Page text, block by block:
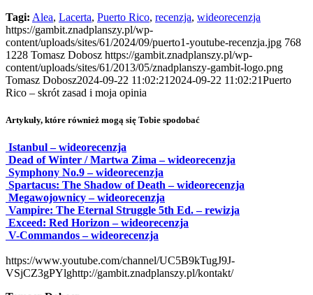
Tagi: Alea, Lacerta, Puerto Rico, recenzja, wideorecenzja
https://gambit.znadplanszy.pl/wp-
content/uploads/sites/61/2024/09/puerto1-youtube-recenzja.jpg 768
1228 Tomasz Dobosz https://gambit.znadplanszy.pl/wp-
content/uploads/sites/61/2013/05/znadplanszy-gambit-logo.png
Tomasz Dobosz2024-09-22 11:02:21 2024-09-22 11:02:21Puerto
Rico – skrót zasad i moja opinia
Artykuły, które również mogą się Tobie spodobać
Istanbul – wideorecenzja
Dead of Winter / Martwa Zima – wideorecenzja
Symphony No.9 – wideorecenzja
Spartacus: The Shadow of Death – wideorecenzja
Megawojownicy – wideorecenzja
Vampire: The Eternal Struggle 5th Ed. – rewizja
Exceed: Red Horizon – wideorecenzja
V-Commandos – wideorecenzja
https://www.youtube.com/channel/UC5B9kTugJ9J-
VSjCZ3gPYlghttp://gambit.znadplanszy.pl/kontakt/